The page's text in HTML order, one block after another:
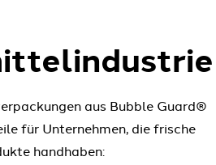
aus Bubble Guard®
für Unternehmen, die frische
handhaben: